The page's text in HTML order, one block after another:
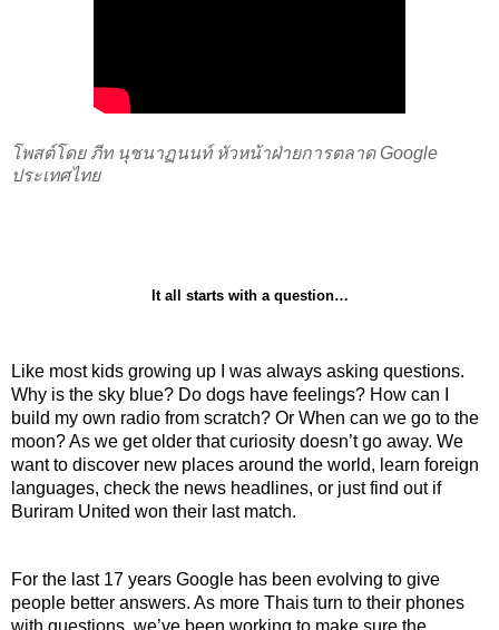
โพสต์โดย ภีท นุชนาฏนนท์ หัวหน้าฝ่ายการตลาด Google
ประเทศไทย
It all starts with a question…
Like most kids growing up I was always asking questions.
Why is the sky blue? Do dogs have feelings? How can I
build my own radio from scratch? Or When can we go to the
moon? As we get older that curiosity doesn’t go away. We
want to discover new places around the world, learn foreign
languages, check the news headlines, or just find out if
Buriram United won their last match.
For the last 17 years Google has been evolving to give
people better answers. As more Thais turn to their phones